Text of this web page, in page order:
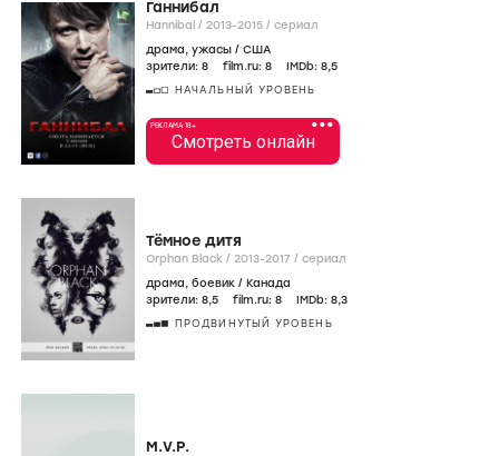
Ганнибал
Hannibal / 2013-2015 / сериал
драма, ужасы / США
зрители: 8 film.ru: 8 IMDb: 8,5
НАЧАЛЬНЫЙ УРОВЕНЬ
•••
РЕКЛАМА 18+
Смотреть онлайн
Тёмное дитя
Orphan Black / 2013-2017 / сериал
драма, боевик / Канада
зрители: 8,5 film.ru: 8 IMDb: 8,3
ПРОДВИНУТЫЙ УРОВЕНЬ
M.V.P.